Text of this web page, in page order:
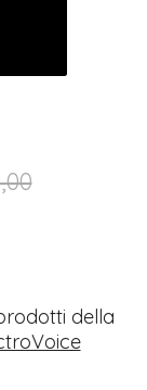
della